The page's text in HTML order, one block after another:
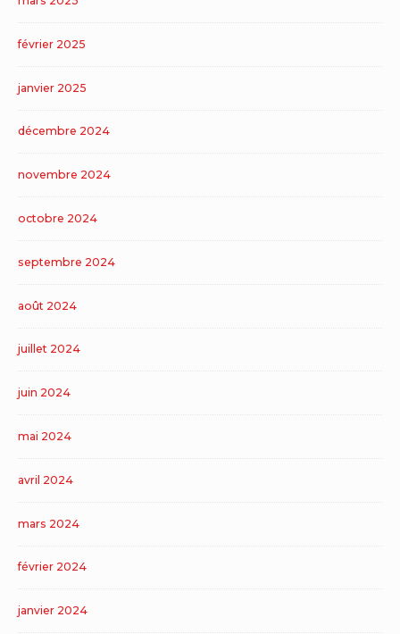
février 2025
janvier 2025
décembre 2024
novembre 2024
octobre 2024
septembre 2024
août 2024
juillet 2024
juin 2024
mai 2024
avril 2024
mars 2024
février 2024
janvier 2024